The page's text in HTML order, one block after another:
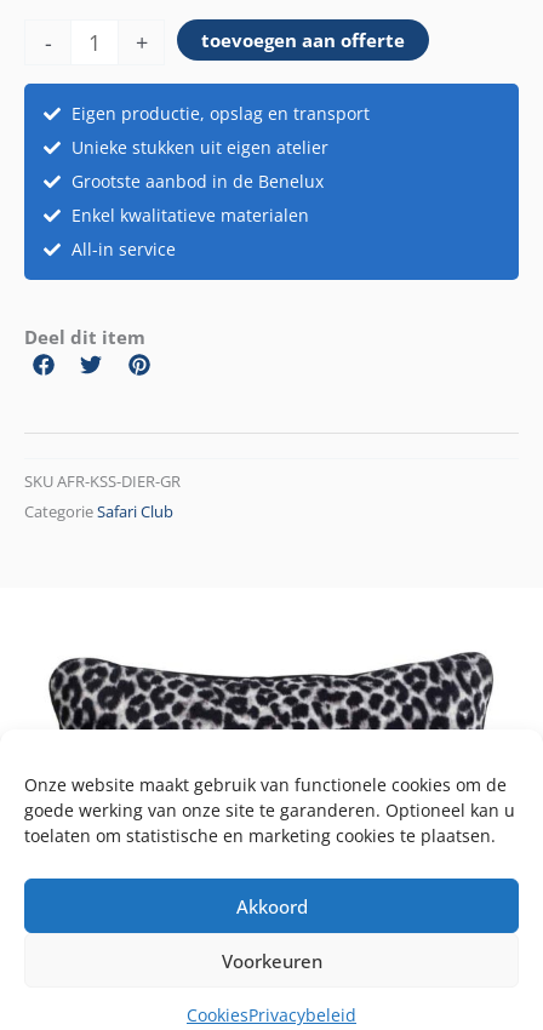
Onze website maakt gebruik van functionele cookies om de
goede werking van onze site te garanderen. Optioneel kan u
toelaten om statistische en marketing cookies te plaatsen.
Akkoord
Voorkeuren
CookiesPrivacybeleid
-
grijs
+ toevoegen aan offerte
Eigen productie, opslag en transport
Unieke stukken uit eigen atelier
Grootste aanbod in de Benelux
Enkel kwalitatieve materialen
All-in service
Deel dit item
SKUAFR-KSS-DIER-GR
CategorieSafari Club